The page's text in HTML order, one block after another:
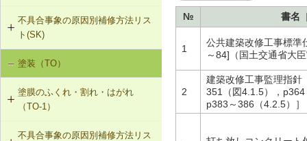
W-1-406 外部建具の取付け直し
W-1-407 手すりの取付け直し
W-1-408 下ぶき材、雨押え包み板の
再施工
W-2-005 大便器と排水配管接続部の
取付け直し
W-2-006 給水配管ルートの変更
W-2-007 洗濯機防水パン・トラップ
の取付け直し
W-3-004 湿度連動型換気扇の設置
露被覆
結露（W-3）
SK-1-001 給排気口の位置の変更
SK-1-002 ダクトの増設
SK-1-004 通気措置を講じた建具へ
の交換
不具合事象の原因別補修方法リス
ト(SK)
室内空気の汚染（SK-1）
塗装（TO）
塗膜のふくれ・割れ・はがれ
（TO-1）
TO-1-001 外壁の塗料の塗替え(コン
不具合事象の原因別補修方法リス
№ 書名
1
公共建築改修工事標準
～84]（国土交通省大
2
建築改修工事監理指
351（図4.1.5），
p383～386（4.2.5）